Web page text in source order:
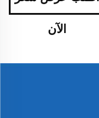
الآن